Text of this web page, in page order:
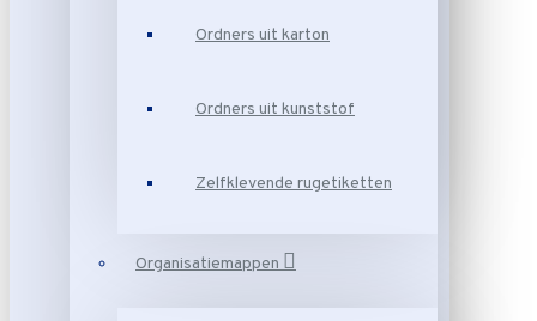
Ordners uit karton
Ordners uit kunststof
Zelfklevende rugetiketten
Organisatiemappen